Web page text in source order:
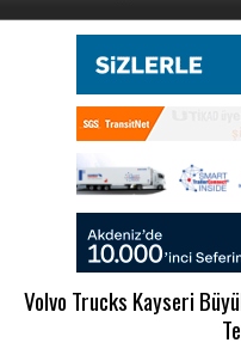
Volvo Trucks Kayseri